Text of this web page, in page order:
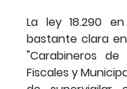
La ley 18.290
bastante clara
"Carabineros
Fiscales y